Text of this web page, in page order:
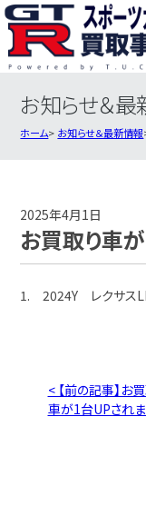
3ステップのカンタ
スポーツカー買取実
お知らせ＆最
ホーム お知らせ＆最新情報
2025年4月1日
お買取り車
1. 2024Y レクサス
< 【前の記事】お
車が1台UPされま